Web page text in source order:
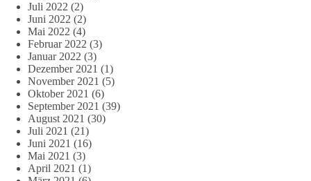
Juli 2022 (2)
Juni 2022 (2)
Mai 2022 (4)
Februar 2022 (3)
Januar 2022 (3)
Dezember 2021 (1)
November 2021 (5)
Oktober 2021 (6)
September 2021 (39)
August 2021 (30)
Juli 2021 (21)
Juni 2021 (16)
Mai 2021 (3)
April 2021 (1)